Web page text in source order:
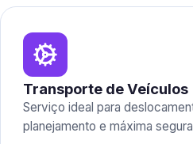
Transporte de Veículos
Serviço ideal para
planejamento e máxima